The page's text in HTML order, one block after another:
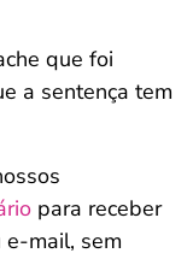
que foi
a sentença tem
para receber
e-mail, sem